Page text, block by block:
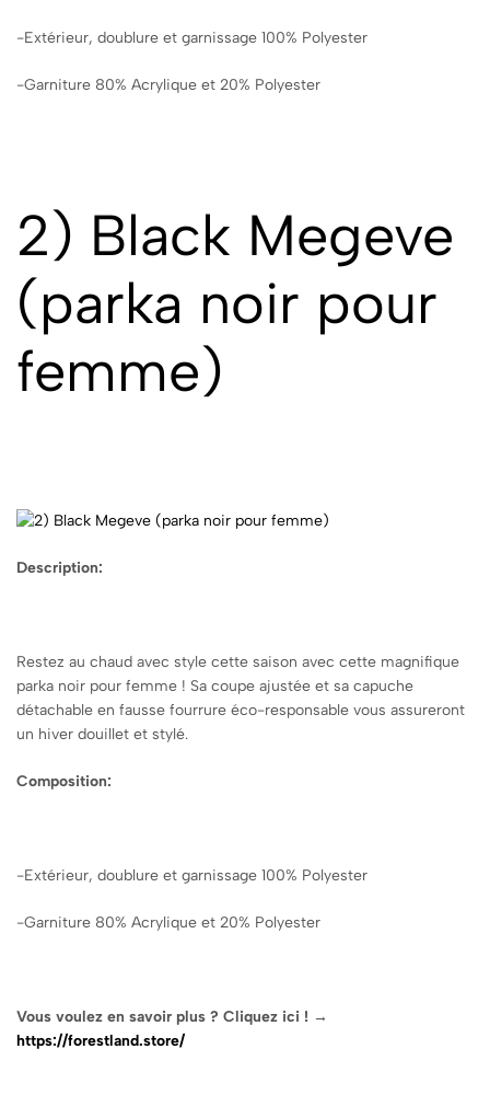
-Extérieur, doublure et garnissage 100% Polyester
-Garniture 80% Acrylique et 20% Polyester
2) Black Megeve
(parka noir pour
femme)
Description:
Restez au chaud avec style cette saison avec cette magnifique
parka noir pour femme ! Sa coupe ajustée et sa capuche
détachable en fausse fourrure éco-responsable vous assureront
un hiver douillet et stylé.
Composition:
-Extérieur, doublure et garnissage 100% Polyester
-Garniture 80% Acrylique et 20% Polyester
Vous voulez en savoir plus ? Cliquez ici ! →
https://forestland.store/